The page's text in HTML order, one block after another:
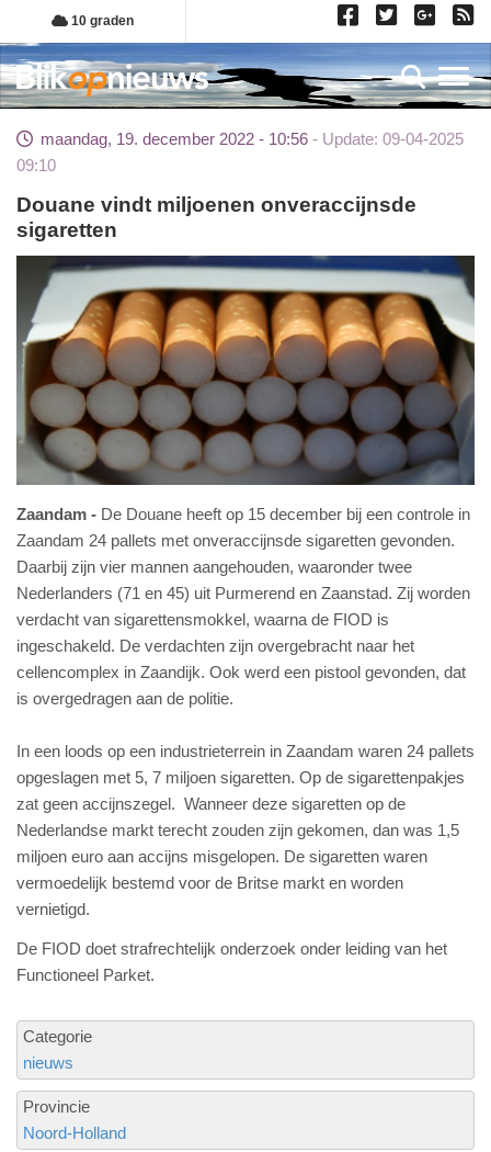
Overslaan
en
naar
de
gaan
10 graden
maandag, 19. december 2022 - 10:56
Update: 09-04-2025
09:10
Douane vindt miljoenen onveraccijnsde
sigaretten
Zaandam
De Douane heeft op 15 december bij een controle in
Zaandam 24 pallets met onveraccijnsde sigaretten gevonden.
Daarbij zijn vier mannen aangehouden, waaronder twee
Nederlanders (71 en 45) uit Purmerend en Zaanstad. Zij worden
verdacht van sigarettensmokkel, waarna de FIOD is
ingeschakeld. De verdachten zijn overgebracht naar het
cellencomplex in Zaandijk. Ook werd een pistool gevonden, dat
is overgedragen aan de politie.
In een loods op een industrieterrein in Zaandam waren 24 pallets
opgeslagen met 5, 7 miljoen sigaretten. Op de sigarettenpakjes
zat geen accijnszegel. Wanneer deze sigaretten op de
Nederlandse markt terecht zouden zijn gekomen, dan was 1,5
miljoen euro aan accijns misgelopen. De sigaretten waren
vermoedelijk bestemd voor de Britse markt en worden
vernietigd.
De FIOD doet strafrechtelijk onderzoek onder leiding van het
Functioneel Parket.
Categorie
nieuws
Provincie
Noord-Holland